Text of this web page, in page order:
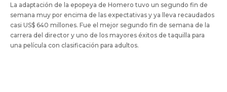
La adaptación de la epopeya de Homero tuvo un segundo fin de
semana muy por encima de las expectativas y ya lleva recaudados
casi US$ 640 millones. Fue el mejor segundo fin de semana de la
carrera del director y uno de los mayores éxitos de taquilla para
una película con clasificación para adultos.